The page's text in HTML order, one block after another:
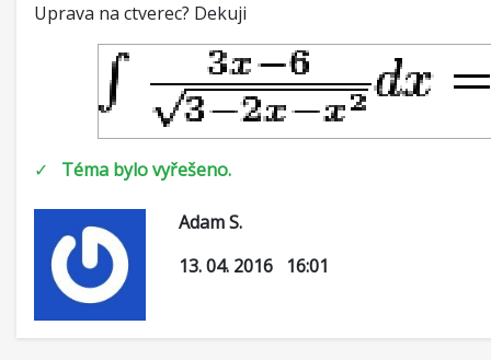
Uprava na ctverec? Dekuji
✓ Téma bylo vyřešeno.
Adam S.
13. 04. 2016 16:01